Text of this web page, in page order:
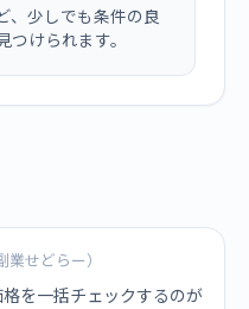
、少しでも条件の良
けられます。
せどらー）
格を一括チェックするのが